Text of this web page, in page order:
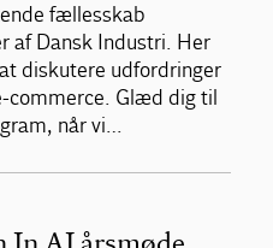
fællesskab
af Dansk Industri. Her
diskutere udfordringer
commerce. Glæd dig til
når vi…